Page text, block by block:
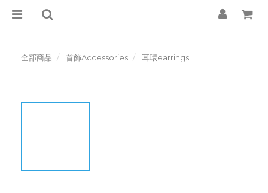
全部商品 首飾Accessories 耳環earrings